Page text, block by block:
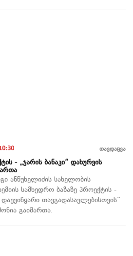
თავდაცვა
- „ჯარის ბანაკი“ დახურვის
ანწუხელიძის სახელობის
სამხედრო ბაზაზე პროექტის -
დაუვიწყარი თავგადასავლებისთვის“
გაიმართა.